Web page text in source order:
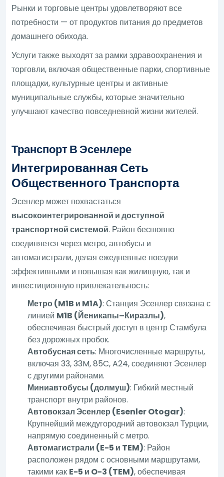
Рынки и торговые центры удовлетворяют все
потребности — от продуктов питания до предметов
домашнего обихода.
Услуги также выходят за рамки здравоохранения и
торговли, включая общественные парки, спортивные
площадки, культурные центры и активные
муниципальные службы, которые значительно
улучшают качество повседневной жизни жителей.
Транспорт В Эсенлере
Интегрированная Сеть
Общественного Транспорта
Эсенлер может похвастаться
высокоинтегрированной и доступной
транспортной системой. Район бесшовно
соединяется через метро, автобусы и
автомагистрали, делая ежедневные поездки
эффективными и повышая как жилищную, так и
инвестиционную привлекательность:
Метро (M1B и M1A): Станция Эсенлер связана с
линией M1B (Йеникапы–Киразлы),
обеспечивая быстрый доступ в центр Стамбула
без дорожных пробок.
Автобусная сеть: Многочисленные маршруты,
включая 33, 33M, 85C, A24, соединяют Эсенлер
с другими районами.
Миниавтобусы (долмуш): Гибкий местный
транспорт внутри районов.
Автовокзал Эсенлер (Esenler Otogar):
Крупнейший междугородний автовокзал Турции,
напрямую соединенный с метро.
Автомагистрали (E-5 и TEM): Район
расположен рядом с основными маршрутами,
такими как E-5 и O-3 (TEM), обеспечивая